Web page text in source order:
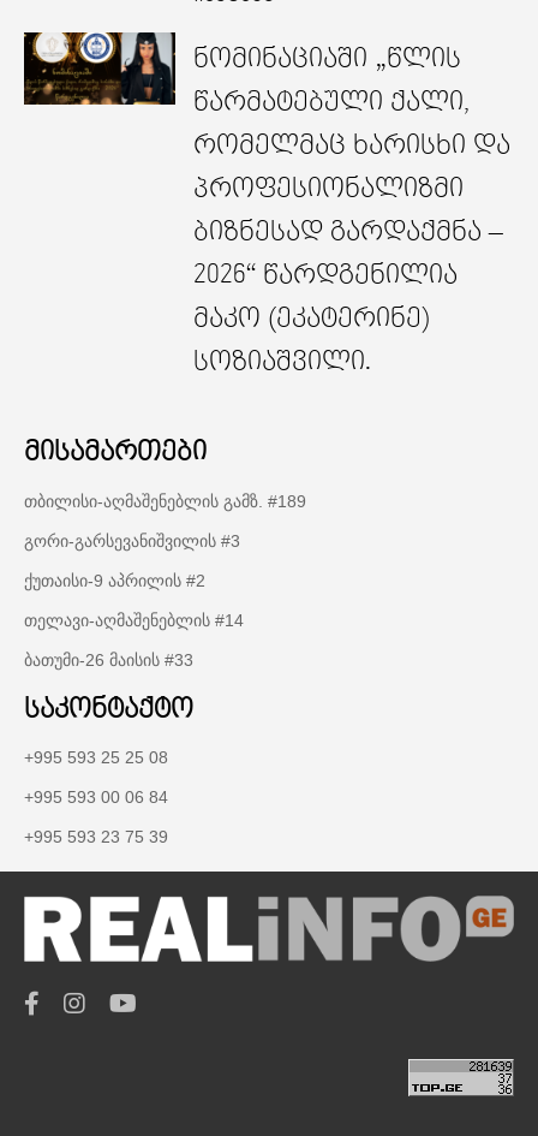
ნომინაციაში „წლის
წარმატებული ქალი,
რომელმაც ხარისხი და
პროფესიონალიზმი
ბიზნესად გარდაქმნა –
2026“ წარდგენილია
მაკო (ეკატერინე)
სოზიაშვილი.
მისამართები
თბილისი-აღმაშენებლის გამზ. #189
გორი-გარსევანიშვილის #3
ქუთაისი-9 აპრილის #2
თელავი-აღმაშენებლის #14
ბათუმი-26 მაისის #33
საკონტაქტო
+995 593 25 25 08
+995 593 00 06 84
+995 593 23 75 39